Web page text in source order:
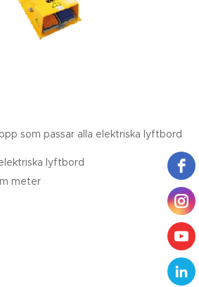
som passar alla elektriska lyftbord
lyftbord
meter